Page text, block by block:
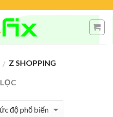
/ Z SHOPPING
LỌC